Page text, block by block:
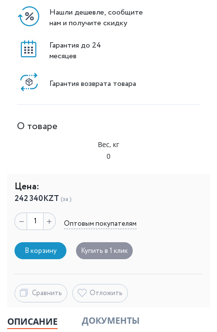
Нашли дешевле, сообщите
нам и получите скидку
Гарантия до 24
месяцев
Гарантия возврата товара
О товаре
Вес, кг
0
Цена:
242 340KZT (за )
Оптовым покупателям
В корзину Купить в 1 клик
Сравнить Отложить
ОПИСАНИЕ
ДОКУМЕНТЫ